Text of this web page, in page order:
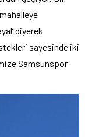
diyerek
sayesinde iki
Samsunspor